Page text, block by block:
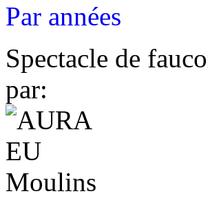
Par années
Spectacle de
par: